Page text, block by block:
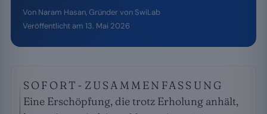
Von Naram Hasan, Gründer von SwiLab
Veröffentlicht am 13. Mai 2026
SOFORT-ZUSAMMENFASSUNG
Eine Erschöpfung, die trotz Erholung anhält,